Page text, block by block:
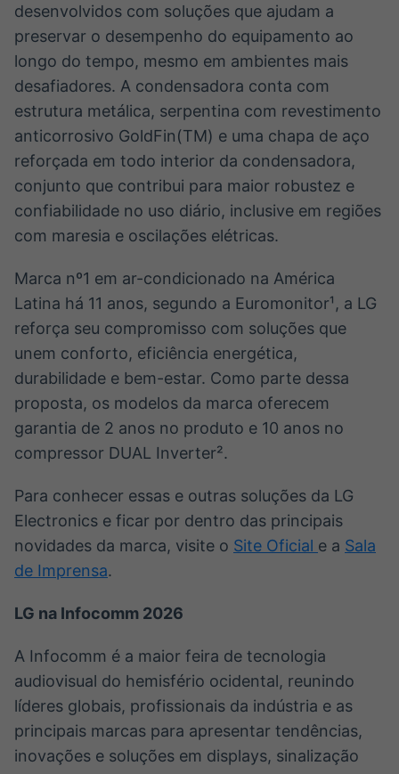
desenvolvidos com soluções que ajudam a
preservar o desempenho do equipamento ao
longo do tempo, mesmo em ambientes mais
desafiadores. A condensadora conta com
estrutura metálica, serpentina com revestimento
anticorrosivo GoldFin(TM) e uma chapa de aço
reforçada em todo interior da condensadora,
conjunto que contribui para maior robustez e
confiabilidade no uso diário, inclusive em regiões
com maresia e oscilações elétricas.
Marca nº1 em ar-condicionado na América
Latina há 11 anos, segundo a Euromonitor¹, a LG
reforça seu compromisso com soluções que
unem conforto, eficiência energética,
durabilidade e bem-estar. Como parte dessa
proposta, os modelos da marca oferecem
garantia de 2 anos no produto e 10 anos no
compressor DUAL Inverter².
Para conhecer essas e outras soluções da LG
Electronics e ficar por dentro das principais
novidades da marca, visite o Site Oficial e a Sala
de Imprensa.
LG na Infocomm 2026
A Infocomm é a maior feira de tecnologia
audiovisual do hemisfério ocidental, reunindo
líderes globais, profissionais da indústria e as
principais marcas para apresentar tendências,
inovações e soluções em displays, sinalização